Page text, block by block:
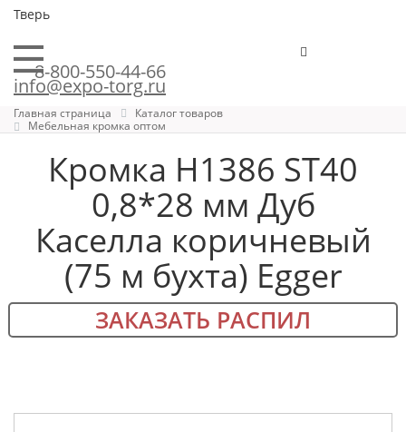
Тверь
8-800-550-44-66
info@expo-torg.ru
Главная страница
Каталог товаров
Мебельная кромка оптом
Кромка H1386 ST40
0,8*28 мм Дуб
Каселла коричневый
(75 м бухта) Egger
ЗАКАЗАТЬ РАСПИЛ